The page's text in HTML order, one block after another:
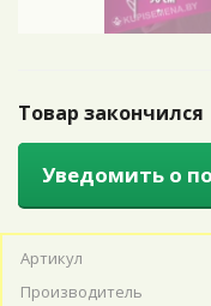
Товар закончился
Уведомить о
Артикул
Производитель